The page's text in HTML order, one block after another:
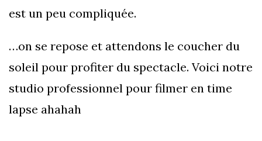
est un peu compliquée.
…on se repose et attendons le coucher du
soleil pour profiter du spectacle. Voici notre
studio professionnel pour filmer en time
lapse ahahah